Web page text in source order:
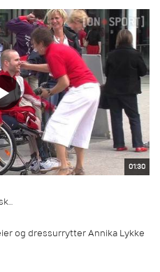
01:30
og dressurrytter Annika Lykke